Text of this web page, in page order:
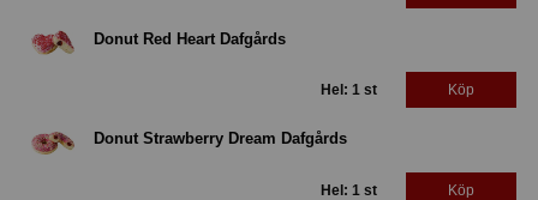
Donut Red Heart Dafgårds
Hel: 1 st Köp
Donut Strawberry Dream Dafgårds
Hel: 1 st Köp